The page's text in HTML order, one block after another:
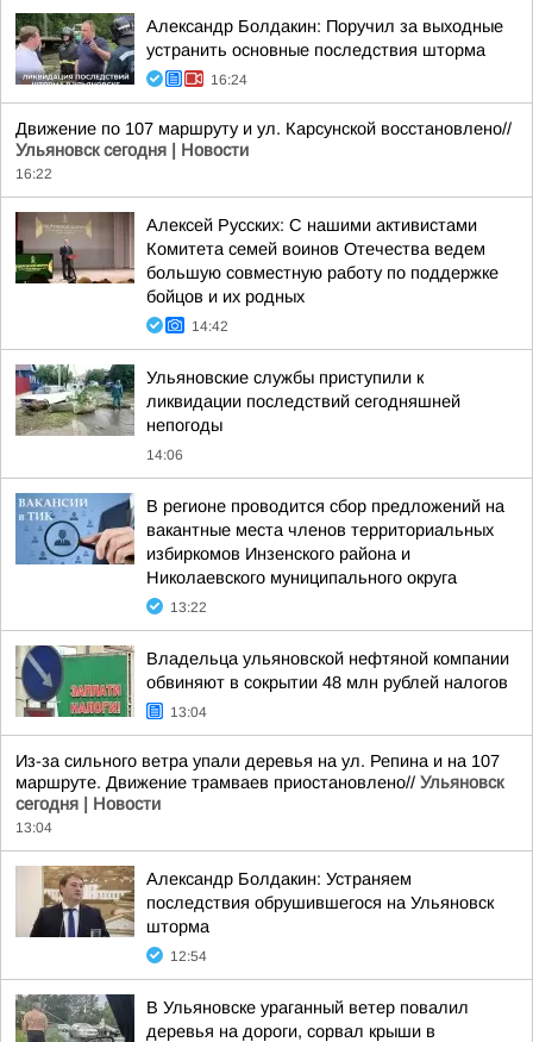
Александр Болдакин: Поручил за выходные
устранить основные последствия шторма
16:24
Движение по 107 маршруту и ул. Карсунской восстановлено//
Ульяновск сегодня | Новости
16:22
Алексей Русских: С нашими активистами
Комитета семей воинов Отечества ведем
большую совместную работу по поддержке
бойцов и их родных
14:42
Ульяновские службы приступили к
ликвидации последствий сегодняшней
непогоды
14:06
В регионе проводится сбор предложений на
вакантные места членов территориальных
избиркомов Инзенского района и
Николаевского муниципального округа
13:22
Владельца ульяновской нефтяной компании
обвиняют в сокрытии 48 млн рублей налогов
13:04
Из-за сильного ветра упали деревья на ул. Репина и на 107
маршруте. Движение трамваев приостановлено// Ульяновск
сегодня | Новости
13:04
Александр Болдакин: Устраняем
последствия обрушившегося на Ульяновск
шторма
12:54
В Ульяновске ураганный ветер повалил
деревья на дороги, сорвал крыши в